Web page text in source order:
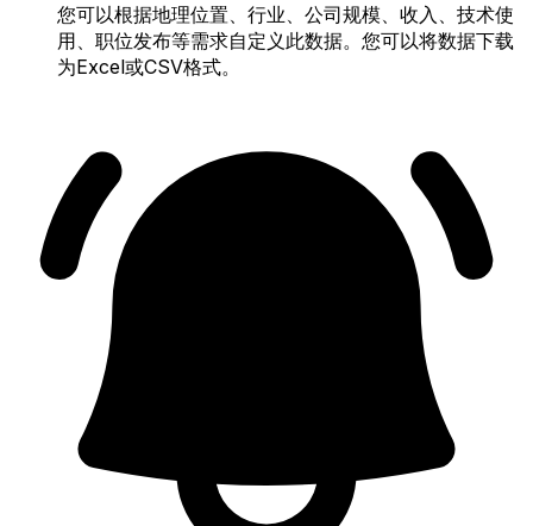
您可以根据地理位置、行业、公司规模、收入、技术使
用、职位发布等需求自定义此数据。您可以将数据下载
为Excel或CSV格式。